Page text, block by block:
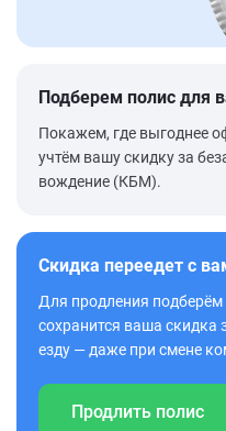
Подберем полис для
Покажем, где выгоднее
учтём вашу скидку за
вождение (КБМ).
Скидка переедет с
Для продления подберём
сохранится ваша скидка
езду — даже при смене
Продлить полис